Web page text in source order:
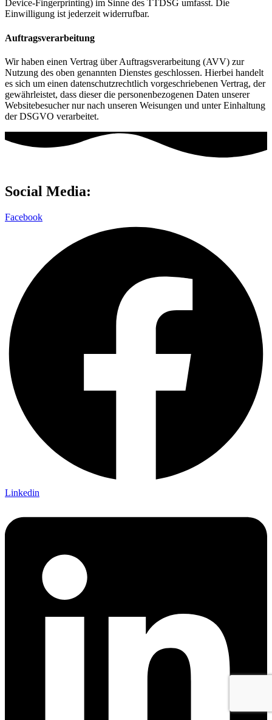
Device-Fingerprinting) im Sinne des TTDSG umfasst. Die
Einwilligung ist jederzeit widerrufbar.
Auftragsverarbeitung
Wir haben einen Vertrag über Auftragsverarbeitung (AVV) zur
Nutzung des oben genannten Dienstes geschlossen. Hierbei handelt
es sich um einen datenschutzrechtlich vorgeschriebenen Vertrag, der
gewährleistet, dass dieser die personenbezogenen Daten unserer
Websitebesucher nur nach unseren Weisungen und unter Einhaltung
der DSGVO verarbeitet.
Social Media:
Facebook
Linkedin